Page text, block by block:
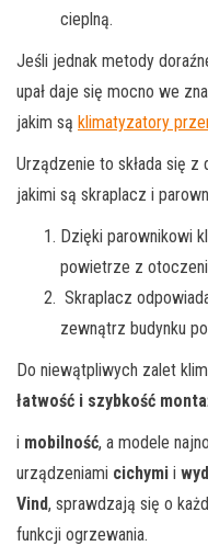
cieplną.
Jeśli jednak metody
upał daje się mocno we
jakim są klimatyzatory
Urządzenie to składa się
jakimi są skraplacz i
Dzięki parownikowi
powietrze z
Skraplacz
zewnątrz budynku
Do niewątpliwych zalet
łatwość i szybkość
i mobilność, a modele
urządzeniami cichymi i
Vind, sprawdzają się o
funkcji ogrzewania.